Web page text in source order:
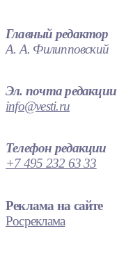
Главный редактор
А. А. Филипповский
Эл. почта редакции
info@vesti.ru
Телефон редакции
+7 495 232 63 33
Реклама на сайте
Росреклама